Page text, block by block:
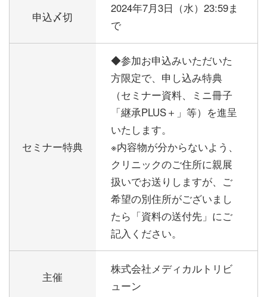
申込〆切
2024年7月3日（水）23:59ま
で
セミナー特典
◆参加お申込みいただいた
方限定で、申し込み特典
（セミナー資料、ミニ冊子
「継承PLUS＋」等）を進呈
いたします。
※内容物が分からないよう、
クリニックのご住所に親展
扱いでお送りしますが、ご
希望の別住所がございまし
たら「資料の送付先」にご
記入ください。
主催
株式会社メディカルトリビ
ューン